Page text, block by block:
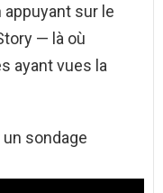
appuyant sur le
— là où
ayant vues la
sondage